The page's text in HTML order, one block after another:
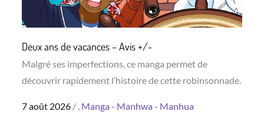
Deux ans de vacances – Avis +/-
Malgré ses imperfections, ce manga permet de
découvrir rapidement l’histoire de cette robinsonnade.
Posted
7 août 2026 . Manga - Manhwa - Manhua